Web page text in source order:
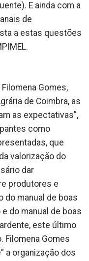
E ainda com a
de
a estas questões
Gomes,
de Coimbra, as
as expectativas”,
como
que
valorização do
dar
produtores e
do manual de boas
do manual de boas
este último
Filomena Gomes
a organização dos